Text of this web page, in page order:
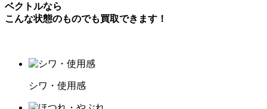
ベクトルなら
こんな状態のものでも買取できます！
シワ・使用感